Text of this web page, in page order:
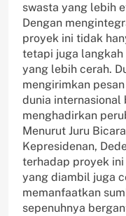
swasta yang lebih
Dengan
proyek ini tidak
tetapi juga langkah
yang lebih cerah.
mengirimkan
dunia internasional
menghadirkan
Menurut Juru
Kepresidenan,
terhadap proyek
yang diambil juga
memanfaatkan
sepenuhnya